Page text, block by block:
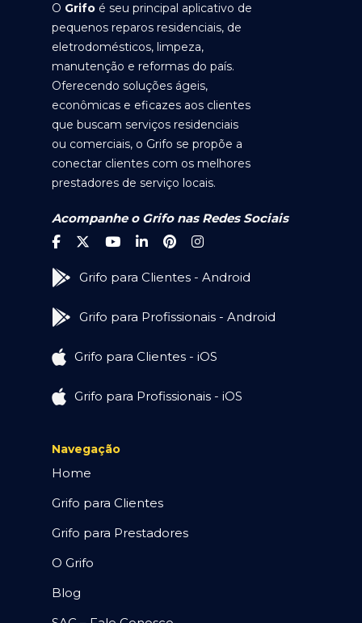
O Grifo é seu principal aplicativo de
pequenos reparos residenciais, de
eletrodomésticos, limpeza,
manutenção e reformas do país.
Oferecendo soluções ágeis,
econômicas e eficazes aos clientes
que buscam serviços residenciais
ou comerciais, o Grifo se propõe a
conectar clientes com os melhores
prestadores de serviço locais.
Acompanhe o Grifo nas Redes Sociais
Grifo para Clientes - Android
Grifo para Profissionais - Android
Grifo para Clientes - iOS
Grifo para Profissionais - iOS
Navegação
Home
Grifo para Clientes
Grifo para Prestadores
O Grifo
Blog